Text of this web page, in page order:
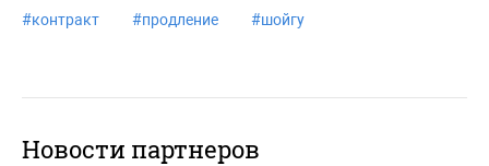
#контракт #продление #шойгу
Новости партнеров